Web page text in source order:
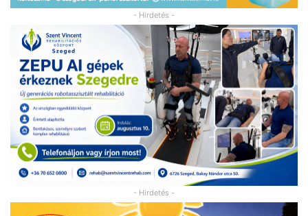
- Hirdetés -
- Hirdetés -